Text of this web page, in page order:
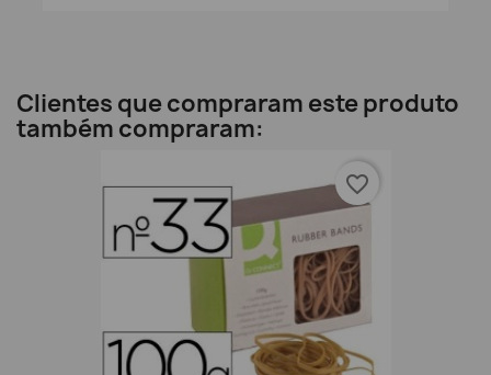
Clientes que compraram este produto
também compraram:
favorite_border